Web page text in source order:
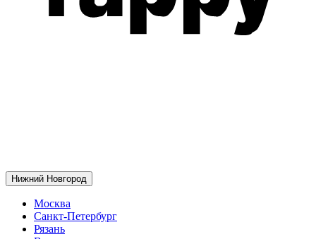
Нижний Новгород
Москва
Санкт-Петербург
Рязань